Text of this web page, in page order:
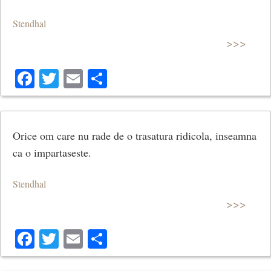
Stendhal
>>>
Facebook
Twitter
Email
Orice om care nu rade de o trasatura ridicola, inseamna
ca o impartaseste.
Stendhal
>>>
Facebook
Twitter
Email